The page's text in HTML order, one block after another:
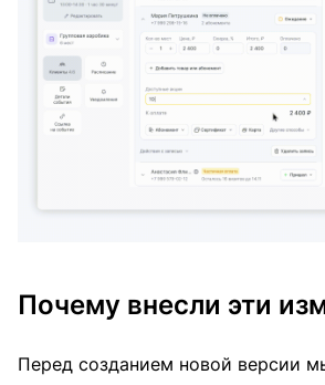
Почему внесли эти
Перед созданием новой версии